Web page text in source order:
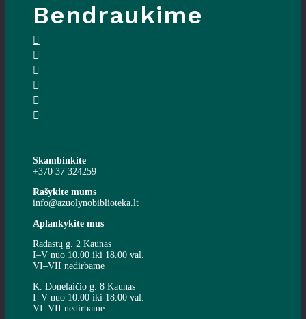
Bendraukime
Skambinkite
+370 37 324259
Rašykite mums
info@azuolynobiblioteka.lt
Aplankykite mus
Radastų g. 2 Kaunas
I–V nuo 10.00 iki 18.00 val.
VI–VII nedirbame
K. Donelaičio g. 8 Kaunas
I–V nuo 10.00 iki 18.00 val.
VI–VII nedirbame